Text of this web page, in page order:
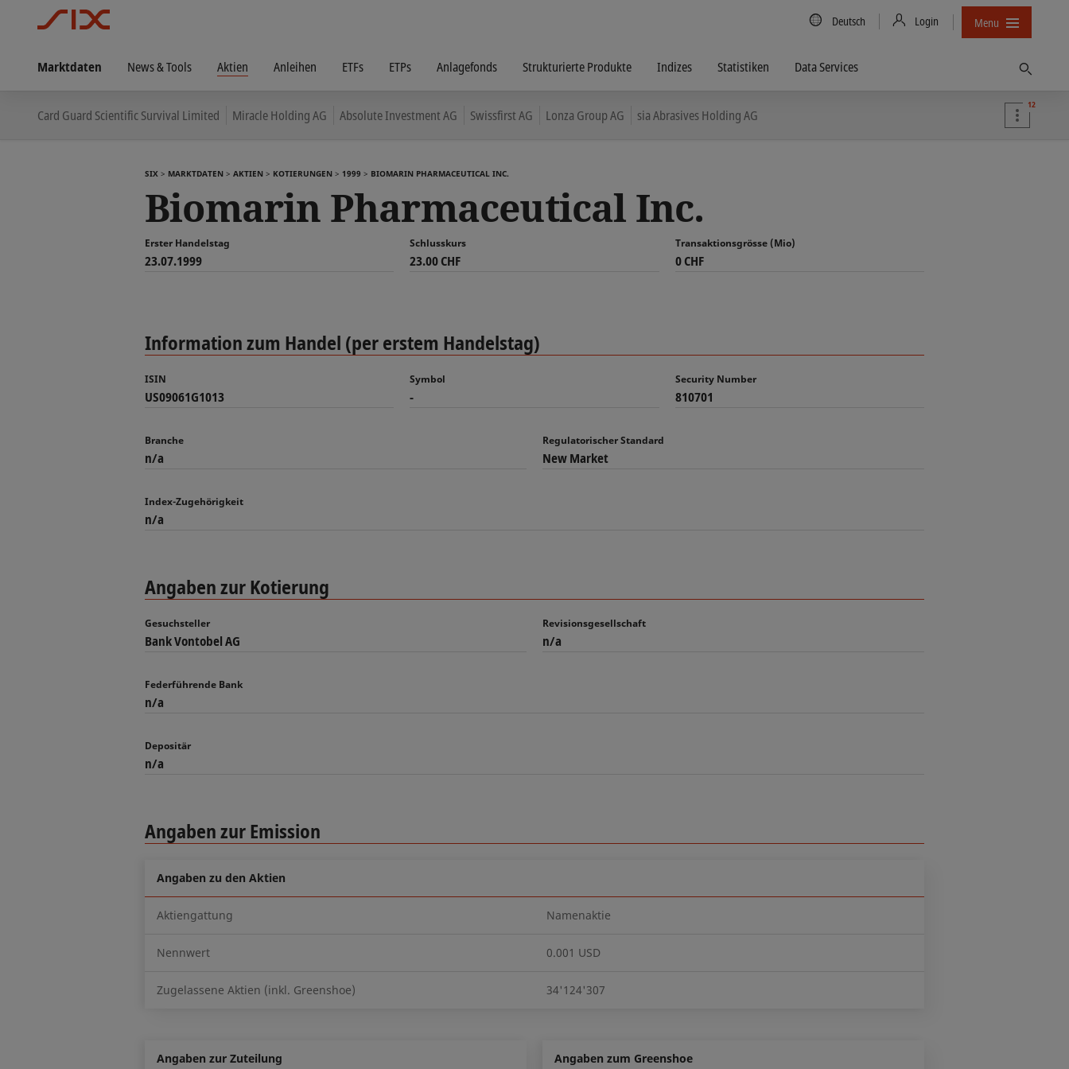
Country/Language
Deutsch Login Menu
Marktdaten News & Tools Aktien Anleihen ETFs ETPs Anlagefonds Strukturierte Produkte Indizes Statistiken Data Services
Card Guard Scientific Survival Limited Miracle Holding AG Absolute Investment AG Swissfirst AG Lonza Group AG sia Abrasives Holding AG
12
SIX MARKTDATEN AKTIEN KOTIERUNGEN 1999 BIOMARIN PHARMACEUTICAL INC.
Biomarin Pharmaceutical Inc.
Erster Handelstag
23.07.1999
Schlusskurs
23.00 CHF
Transaktionsgrösse (Mio)
0 CHF
Information zum Handel (per erstem Handelstag)
ISIN
US09061G1013
Symbol
-
Security Number
810701
Branche
n/a
Regulatorischer Standard
New Market
Index-Zugehörigkeit
n/a
Angaben zur Kotierung
Gesuchsteller
Bank Vontobel AG
Revisionsgesellschaft
n/a
Federführende Bank
n/a
Depositär
n/a
Angaben zur Emission
Angaben zu den Aktien
Aktiengattung Namenaktie
Nennwert 0.001 USD
Zugelassene Aktien (inkl. Greenshoe) 34'124'307
Angaben zur Zuteilung Angaben zum Greenshoe